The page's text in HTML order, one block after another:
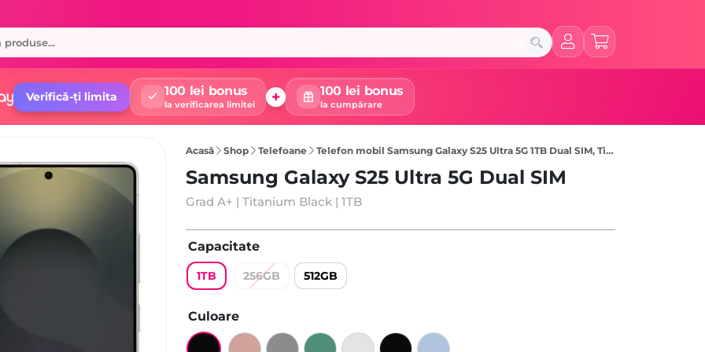
Verifică-ți limita 100 lei bonus
la verificarea limitei + 100 lei bonus
la cumpărare
Acasă Shop Telefoane Telefon mobil Samsung Galaxy S25 Ultra 5G 1TB Dual SIM, Titanium Black
Samsung Galaxy S25 Ultra 5G Dual SIM
Grad A+ | Titanium Black | 1TB
Capacitate
1TB 256GB 512GB
Culoare